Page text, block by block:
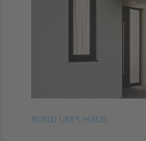
RUND UM'S HAUS